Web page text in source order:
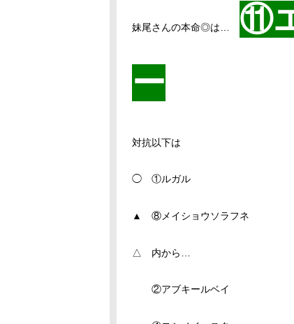
妹尾さんの本命◎は… ⑪
ー
対抗以下は
◯ ①ルガル
▲ ⑧メイショウソラフネ
△ 内から…
②アブキールベイ